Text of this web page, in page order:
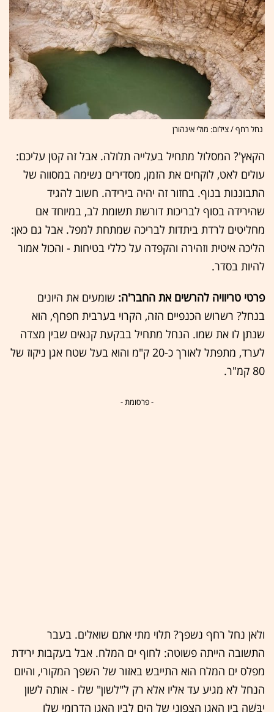
נחל רחף / צילום: מולי אינהורן
הקאץ'? המסלול מתחיל בעלייה תלולה. אבל זה קטן עליכם:
עולים לאט, לוקחים את הזמן, מסדירים נשימה במסווה של
התבוננות בנוף. בחזור זה יהיה בירידה. חשוב להגיד
שהירידה בסוף לבריכות דורשת תשומת לב, במיוחד אם
מחליטים לרדת ביתדות לבריכה שמתחת למפל. אבל גם כאן:
הליכה איטית וזהירה והקפדה על כללי בטיחות - והכול אמור
להיות בסדר.
פרטי טריוויה להרשים את החבר'ה: שומעים את היונים
בנחל? רשרוש הכנפיים הזה, הקרוי בערבית חפחף, הוא
שנתן לו את שמו. הנחל מתחיל בבקעת קנאים שבין מצדה
לערד, מתפתל לאורך כ-20 ק"מ והוא בעל שטח אגן ניקוז של
80 קמ"ר.
- פרסומת -
ולאן נחל רחף נשפך? תלוי מתי אתם שואלים. בעבר
התשובה הייתה פשוטה: לחוף ים המלח. אבל בעקבות ירידת
מפלס ים המלח הוא התייבש באזור של השפך המקורי, והיום
הנחל לא מגיע עד אליו אלא רק ל"לשון" שלו - אותה לשון
יַבָּשָׁה בין האגן הצפוני של הים לבין האגן הדרומי שלו